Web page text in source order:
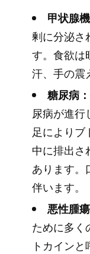
甲状腺
剰に分泌さ
す。食欲は
汗、手の震
糖尿病：
尿病が進行
足によりブ
中に排出さ
あります。
伴います。
悪性腫
ために多く
トカイン